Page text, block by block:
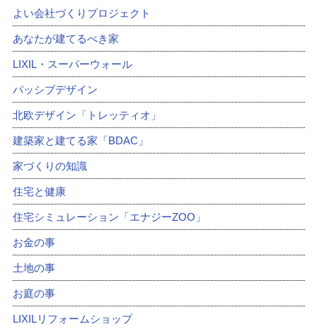
よい会社づくりプロジェクト
あなたが建てるべき家
LIXIL・スーパーウォール
パッシブデザイン
北欧デザイン「トレッティオ」
建築家と建てる家「BDAC」
家づくりの知識
住宅と健康
住宅シミュレーション「エナジーZOO」
お金の事
土地の事
お庭の事
LIXILリフォームショップ